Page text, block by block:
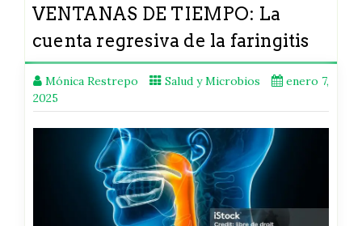
VENTANAS DE TIEMPO: La
cuenta regresiva de la faringitis
Mónica Restrepo Salud y Microbios
enero 7,
2025